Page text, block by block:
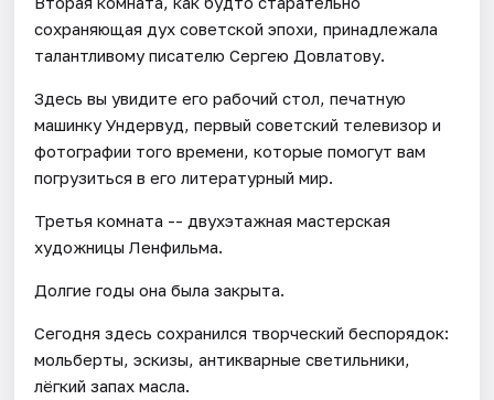
сохраняющая дух советской эпохи, принадлежала
талантливому писателю Сергею Довлатову.
Здесь вы увидите его рабочий стол, печатную
машинку Ундервуд, первый советский телевизор и
фотографии того времени, которые помогут вам
погрузиться в его литературный мир.
Третья комната -- двухэтажная мастерская
художницы Ленфильма.
Долгие годы она была закрыта.
Сегодня здесь сохранился творческий беспорядок:
мольберты, эскизы, антикварные светильники,
лёгкий запах масла.